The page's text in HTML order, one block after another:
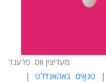
מעדיצין ווס. פרענד
| טנאָים באהאנדלט |